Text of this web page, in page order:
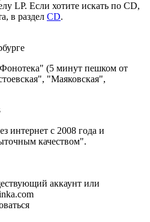
LP. Если хотите искать по CD,
в раздел CD.
(5 минут пешком от
"Маяковская",
интернет c 2008 года и
качеством".
аккаунт или